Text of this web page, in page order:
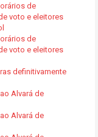
de
voto e eleitores
de
voto e eleitores
definitivamente
Alvará de
Alvará de